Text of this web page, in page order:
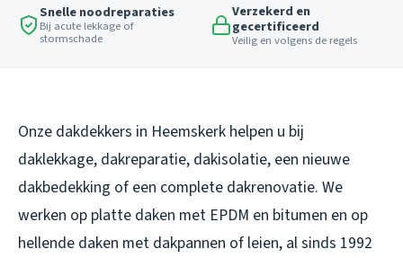
Snelle noodreparaties
Bij acute lekkage of
stormschade
Verzekerd en
gecertificeerd
Veilig en volgens de regels
Onze dakdekkers in Heemskerk helpen u bij
daklekkage, dakreparatie, dakisolatie, een nieuwe
dakbedekking of een complete dakrenovatie. We
werken op platte daken met EPDM en bitumen en op
hellende daken met dakpannen of leien, al sinds 1992